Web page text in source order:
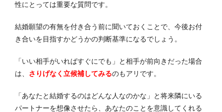
性にとっては重要な質問です。
結婚願望の有無を付き合う前に聞いておくことで、今後お付
き合いを目指すかどうかの判断基準になるでしょう。
「いい相手がいればすぐにでも」と相手が前向きだった場合
は、 さりげなく立候補してみるのもアリです。
「あなたと結婚するのはどんな人なのかな」と将来隣にいる
パートナーを想像させたら、あなたのことを意識してくれる